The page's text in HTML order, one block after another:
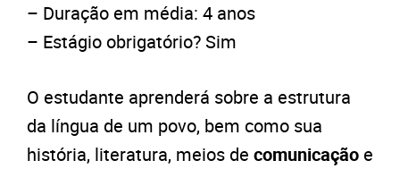
– Duração em média: 4 anos
– Estágio obrigatório? Sim
O estudante aprenderá sobre a estrutura
da língua de um povo, bem como sua
história, literatura, meios de comunicação e